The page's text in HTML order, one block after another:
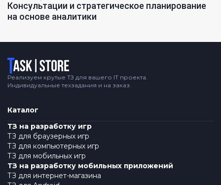
Консультации и стратегическое планирование
на основе аналитики
Логотип
Реализуем крутые ТЗ для вашего IT проекта.
Индивидуальные техзадания и на заказ.
Каталог
ТЗ на разработку игр
ТЗ для браузерных игр
ТЗ для компьютерных игр
ТЗ для мобильных игр
ТЗ на разработку мобильных приложений
ТЗ для интернет-магазина